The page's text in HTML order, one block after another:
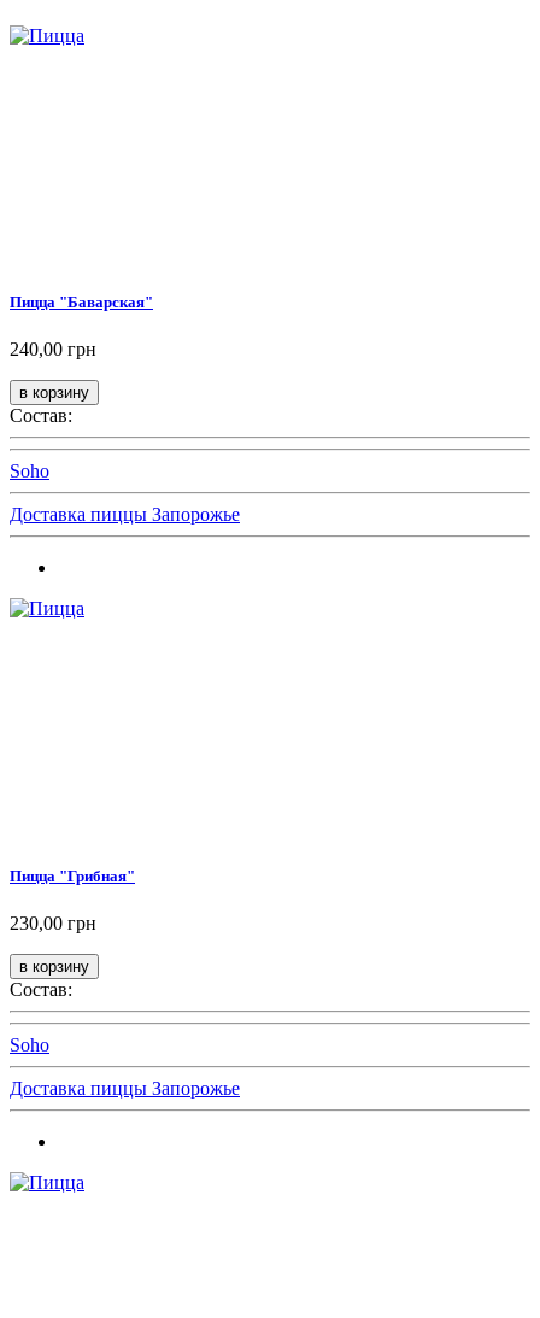
Пицца "Баварская"
240,00 грн
Состав:
Soho
Доставка пиццы Запорожье
Пицца "Грибная"
230,00 грн
Состав:
Soho
Доставка пиццы Запорожье